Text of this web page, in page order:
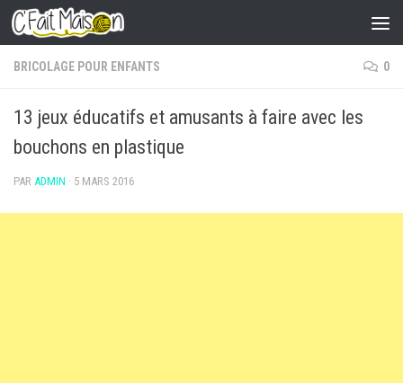
Skip to content
BRICOLAGE POUR ENFANTS 0
13 jeux éducatifs et amusants à faire avec les
bouchons en plastique
PAR ADMIN · 5 MARS 2016